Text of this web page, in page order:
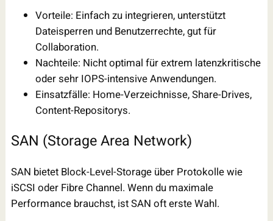
Vorteile: Einfach zu integrieren, unterstützt
Dateisperren und Benutzerrechte, gut für
Collaboration.
Nachteile: Nicht optimal für extrem latenzkritische
oder sehr IOPS-intensive Anwendungen.
Einsatzfälle: Home-Verzeichnisse, Share-Drives,
Content-Repositorys.
SAN (Storage Area Network)
SAN bietet Block-Level-Storage über Protokolle wie
iSCSI oder Fibre Channel. Wenn du maximale
Performance brauchst, ist SAN oft erste Wahl.